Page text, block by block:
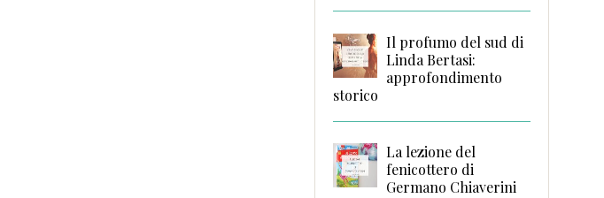
Il profumo del sud di
Linda Bertasi:
approfondimento
storico
La lezione del
fenicottero di
Germano Chiaverini